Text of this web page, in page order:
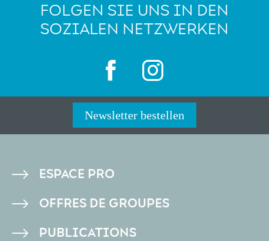
FOLGEN SIE UNS IN DEN
SOZIALEN NETZWERKEN
Newsletter bestellen
PIED
DE
ESPACE PRO
OFFRES DE GROUPES
PUBLICATIONS